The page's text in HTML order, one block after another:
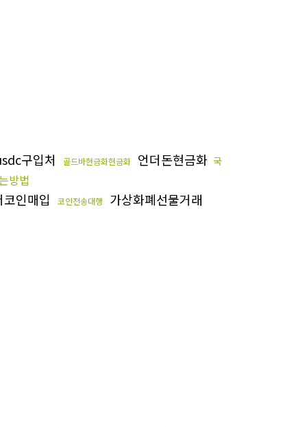
구입처 골드바현금화현금화 언더돈현금화 국
방법
인매입 코인전송대행 가상화폐선물거래